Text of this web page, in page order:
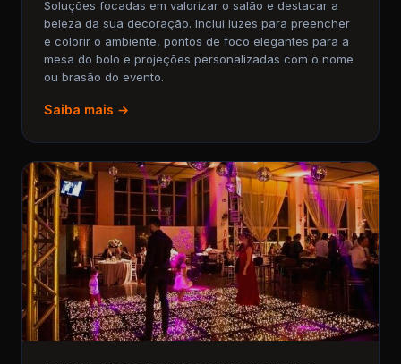
Soluções focadas em valorizar o salão e destacar a
beleza da sua decoração. Inclui luzes para preencher
e colorir o ambiente, pontos de foco elegantes para a
mesa do bolo e projeções personalizadas com o nome
ou brasão do evento.
Saiba mais →